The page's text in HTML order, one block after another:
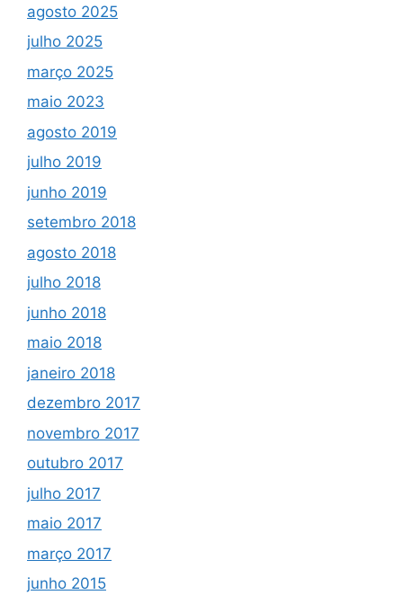
agosto 2025
julho 2025
março 2025
maio 2023
agosto 2019
julho 2019
junho 2019
setembro 2018
agosto 2018
julho 2018
junho 2018
maio 2018
janeiro 2018
dezembro 2017
novembro 2017
outubro 2017
julho 2017
maio 2017
março 2017
junho 2015